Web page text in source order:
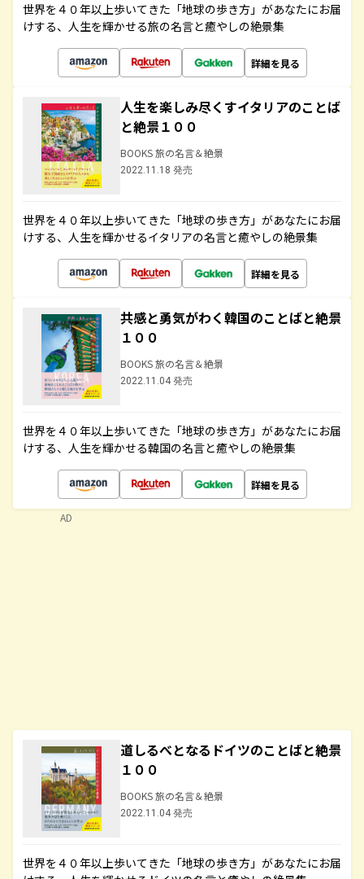
世界を４０年以上歩いてきた「地球の歩き方」があなたにお届
けする、人生を輝かせる旅の名言と癒やしの絶景集
詳細を見る
人生を楽しみ尽くすイタリアのことば
と絶景１００
BOOKS 旅の名言＆絶景
2022.11.18 発売
世界を４０年以上歩いてきた「地球の歩き方」があなたにお届
けする、人生を輝かせるイタリアの名言と癒やしの絶景集
詳細を見る
共感と勇気がわく韓国のことばと絶景
１００
BOOKS 旅の名言＆絶景
2022.11.04 発売
世界を４０年以上歩いてきた「地球の歩き方」があなたにお届
けする、人生を輝かせる韓国の名言と癒やしの絶景集
詳細を見る
道しるべとなるドイツのことばと絶景
１００
BOOKS 旅の名言＆絶景
2022.11.04 発売
世界を４０年以上歩いてきた「地球の歩き方」があなたにお届
AD